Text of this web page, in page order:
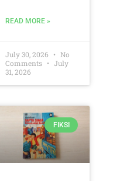
READ MORE »
July 30, 2026
No
Comments
July
31, 2026
FIKSI